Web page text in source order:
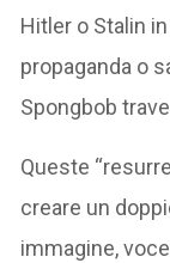
Hitler o Stalin
propaganda o
Spongbob
Queste
creare un
immagine,